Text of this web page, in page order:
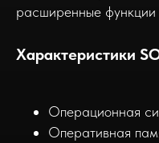
расширенные функции
Характеристики
Операционная
Оперативная